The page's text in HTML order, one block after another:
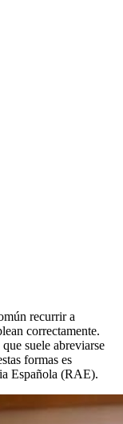
recurrir a
correctamente.
suele abreviarse
formas es
Española (RAE).